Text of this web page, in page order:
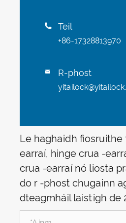
 Teil
+86-17328813970
 R-phost
Le haghaidh fiosruithe
earraí, hinge crua -
crua -earraí nó liosta
do r -phost chugainn
dteagmháil laistigh de